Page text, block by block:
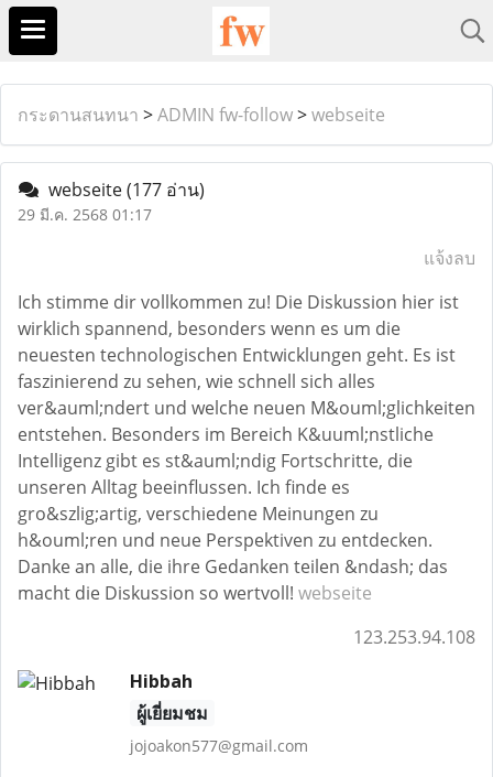
กระดานสนทนา >ADMIN fw-follow>webseite
webseite(177 อ่าน)
29 มี.ค. 2568 01:17
แจ้งลบ
Ich stimme dir vollkommen zu! Die Diskussion hier ist
wirklich spannend, besonders wenn es um die
neuesten technologischen Entwicklungen geht. Es ist
faszinierend zu sehen, wie schnell sich alles
ver&auml;ndert und welche neuen M&ouml;glichkeiten
entstehen. Besonders im Bereich K&uuml;nstliche
Intelligenz gibt es st&auml;ndig Fortschritte, die
unseren Alltag beeinflussen. Ich finde es
gro&szlig;artig, verschiedene Meinungen zu
h&ouml;ren und neue Perspektiven zu entdecken.
Danke an alle, die ihre Gedanken teilen &ndash; das
macht die Diskussion so wertvoll! webseite
123.253.94.108
Hibbah
ผู้เยี่ยมชม
jojoakon577@gmail.com